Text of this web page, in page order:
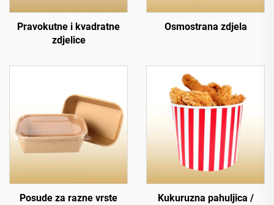
Pravokutne i kvadratne
zdjelice
Osmostrana zdjela
Posude za razne vrste
Kukuruzna pahuljica /